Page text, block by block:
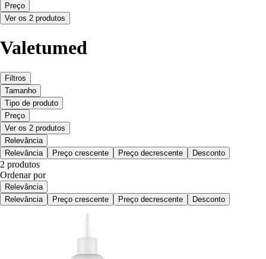
Preço
Ver os 2 produtos
Valetumed
Filtros
Tamanho
Tipo de produto
Preço
Ver os 2 produtos
Relevância
Relevância
Preço crescente Preço decrescente Desconto
2 produtos
Ordenar por
Relevância
Relevância
Preço crescente Preço decrescente Desconto